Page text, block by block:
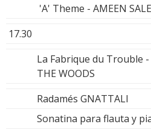
'A' Theme - AMEEN
17.30
La Fabrique du Trouble
THE WOODS
Radamés GNATTALI
Sonatina para flauta y